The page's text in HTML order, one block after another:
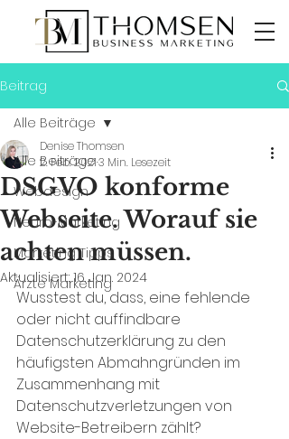
Beitrag
Alle Beiträge
Webdesign
Neuro-Marketing
Marketing Tipps
Ärzte Marketing
Alle Beiträge
DSGVO konforme
Webseite. Worauf sie
achten müssen.
Denise Thomsen
2. Feb. 20213 Min. Lesezeit
Aktualisiert:16. Jan. 2024
Wusstest du, dass, eine fehlende
oder nicht auffindbare
Datenschutzerklärung zu den
häufigsten Abmahngründen im
Zusammenhang mit
Datenschutzverletzungen von
Website-Betreibern zählt?